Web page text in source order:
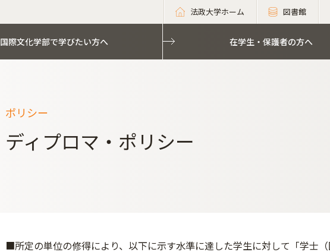
法政大学ホーム 図書館
国際文化学部で学びたい方へ 在学生・保護者の方へ
ポリシー
ディプロマ・ポリシー
■所定の単位の修得により、以下に示す水準に達した学生に対して「学士